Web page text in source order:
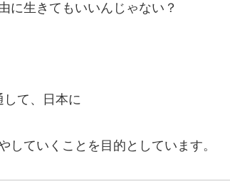
に生きてもいいんじゃない？
て、日本に
していくことを目的としています。